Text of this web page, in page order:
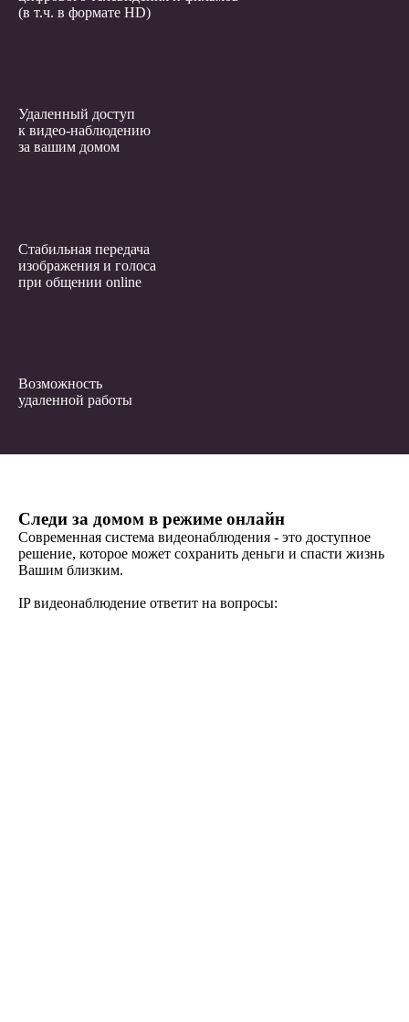
(в т.ч. в формате HD)
Удаленный доступ
к видео-наблюдению
за вашим домом
Стабильная передача
изображения и голоса
при общении online
Возможность
удаленной работы
Следи за домом в режиме онлайн
Современная система видеонаблюдения - это доступное
решение, которое может сохранить деньги и спасти жизнь
Вашим близким.
IP видеонаблюдение ответит на вопросы: